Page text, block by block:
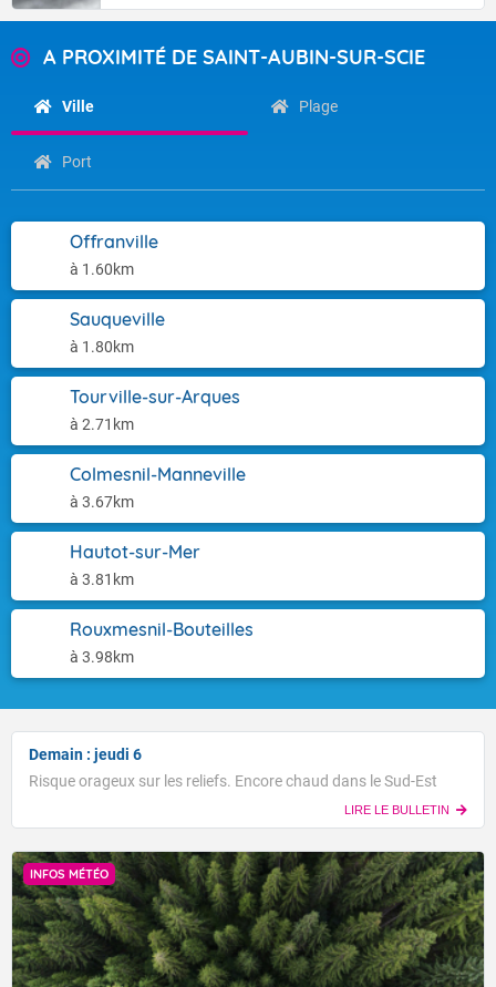
A PROXIMITÉ DE SAINT-AUBIN-SUR-SCIE
Ville Plage
Port
Offranville
à 1.60km
Sauqueville
à 1.80km
Tourville-sur-Arques
à 2.71km
Colmesnil-Manneville
à 3.67km
Hautot-sur-Mer
à 3.81km
Rouxmesnil-Bouteilles
à 3.98km
Demain : jeudi 6
Risque orageux sur les reliefs. Encore chaud dans le Sud-Est
LIRE LE BULLETIN
INFOS MÉTÉO